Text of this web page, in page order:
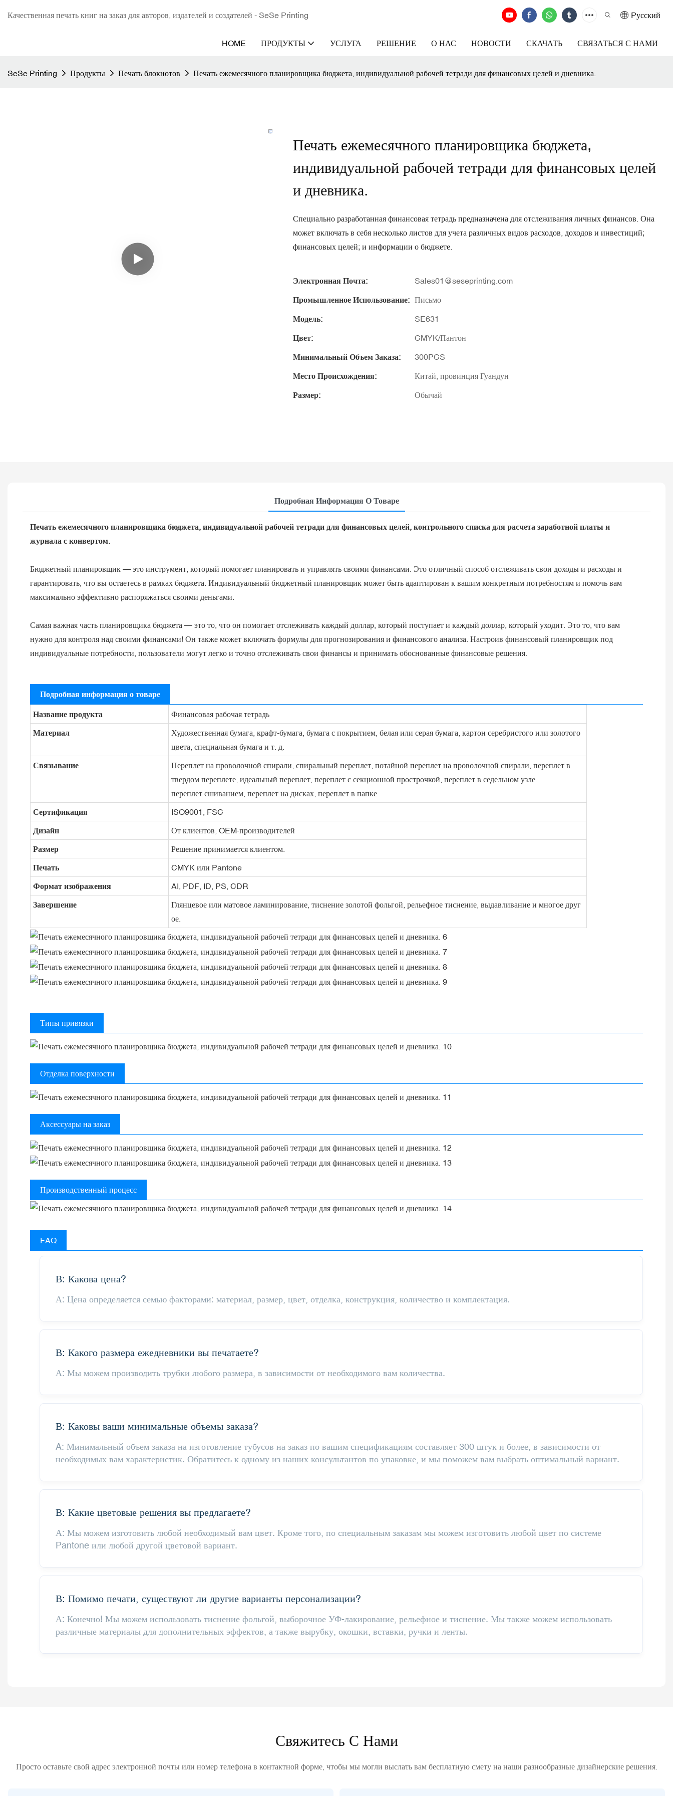
Качественная печать книг на заказ для авторов, издателей и создателей - SeSe Printing Pусский
HOME ПРОДУКТЫ УСЛУГА РЕШЕНИЕ О НАС НОВОСТИ СКАЧАТЬ СВЯЗАТЬСЯ С НАМИ
SeSe Printing Продукты Печать блокнотов Печать ежемесячного планировщика бюджета, индивидуальной рабочей тетради для финансовых целей и дневника.
Печать ежемесячного планировщика бюджета,
индивидуальной рабочей тетради для финансовых целей
и дневника.
Специально разработанная финансовая тетрадь предназначена для отслеживания личных финансов. Она
может включать в себя несколько листов для учета различных видов расходов, доходов и инвестиций;
финансовых целей; и информации о бюджете.
Электронная Почта: Sales01@seseprinting.com
Промышленное Использование: Письмо
Модель: SE631
Цвет: CMYK/Пантон
Минимальный Объем Заказа: 300PCS
Место Происхождения: Китай, провинция Гуандун
Размер: Обычай
Подробная Информация О Товаре
Печать ежемесячного планировщика бюджета, индивидуальной рабочей тетради для финансовых целей, контрольного списка для расчета заработной платы и
журнала с конвертом.
Бюджетный планировщик — это инструмент, который помогает планировать и управлять своими финансами. Это отличный способ отслеживать свои доходы и расходы и
гарантировать, что вы остаетесь в рамках бюджета. Индивидуальный бюджетный планировщик может быть адаптирован к вашим конкретным потребностям и помочь вам
максимально эффективно распоряжаться своими деньгами.
Самая важная часть планировщика бюджета — это то, что он помогает отслеживать каждый доллар, который поступает и каждый доллар, который уходит. Это то, что вам
нужно для контроля над своими финансами! Он также может включать формулы для прогнозирования и финансового анализа. Настроив финансовый планировщик под
индивидуальные потребности, пользователи могут легко и точно отслеживать свои финансы и принимать обоснованные финансовые решения.
Подробная информация о товаре
Название продукта Финансовая рабочая тетрадь
Материал
Художественная бумага, крафт-бумага, бумага с покрытием, белая или серая бумага, картон серебристого или золотого
цвета, специальная бумага и т. д.
Связывание
Переплет на проволочной спирали, спиральный переплет, потайной переплет на проволочной спирали, переплет в
твердом переплете, идеальный переплет, переплет с секционной прострочкой, переплет в седельном узле.
переплет сшиванием, переплет на дисках, переплет в папке
Сертификация ISO9001, FSC
Дизайн От клиентов, OEM-производителей
Размер Решение принимается клиентом.
Печать CMYK или Pantone
Формат изображения AI, PDF, ID, PS, CDR
Завершение
Глянцевое или матовое ламинирование, тиснение золотой фольгой, рельефное тиснение, выдавливание и многое друг
ое.
Типы привязки
Отделка поверхности
Аксессуары на заказ
Производственный процесс
FAQ
В: Какова цена?
А: Цена определяется семью факторами: материал, размер, цвет, отделка, конструкция, количество и комплектация.
В: Какого размера ежедневники вы печатаете?
А: Мы можем производить трубки любого размера, в зависимости от необходимого вам количества.
В: Каковы ваши минимальные объемы заказа?
A: Минимальный объем заказа на изготовление тубусов на заказ по вашим спецификациям составляет 300 штук и более, в зависимости от
необходимых вам характеристик. Обратитесь к одному из наших консультантов по упаковке, и мы поможем вам выбрать оптимальный вариант.
В: Какие цветовые решения вы предлагаете?
А: Мы можем изготовить любой необходимый вам цвет. Кроме того, по специальным заказам мы можем изготовить любой цвет по системе
Pantone или любой другой цветовой вариант.
В: Помимо печати, существуют ли другие варианты персонализации?
А: Конечно! Мы можем использовать тиснение фольгой, выборочное УФ-лакирование, рельефное и тиснение. Мы также можем использовать
различные материалы для дополнительных эффектов, а также вырубку, окошки, вставки, ручки и ленты.
Свяжитесь С Нами
Просто оставьте свой адрес электронной почты или номер телефона в контактной форме, чтобы мы могли выслать вам бесплатную смету на наши разнообразные дизайнерские решения.